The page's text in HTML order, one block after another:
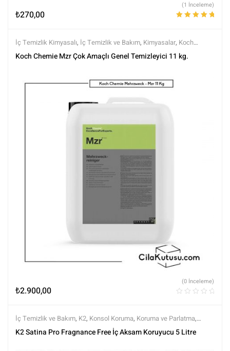
₺270,00
(1 İnceleme)
İç Temizlik Kimyasalı, İç Temizlik ve Bakım, Kimyasalar, Koch
Chemie,Markalar,Tüm Ürünler,Tüm Ürünler
Koch Chemie Mzr Çok Amaçlı Genel Temizleyici 11 kg.
₺2.900,00
(0 İnceleme)
İç Temizlik ve Bakım, K2, Konsol Koruma, Koruma ve Parlatma,
Markalar,Tüm Ürünler,Tüm Ürünler ,Yarı Mat (Doğal Görünüm)
K2 Satina Pro Fragnance Free İç Aksam Koruyucu 5 Litre